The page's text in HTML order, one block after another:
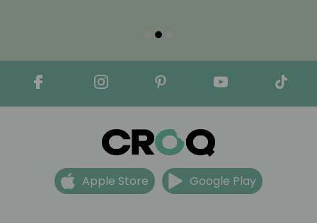
Apple Store Google Play